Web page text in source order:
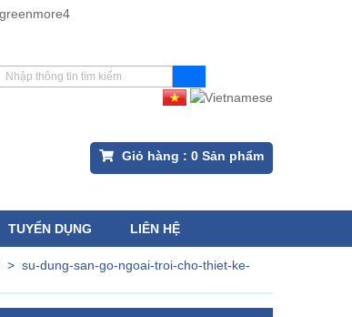
Giỏ hàng : 0 Sản phẩm
TUYỂN DỤNG LIÊN HỆ
> su-dung-san-go-ngoai-troi-cho-thiet-ke-